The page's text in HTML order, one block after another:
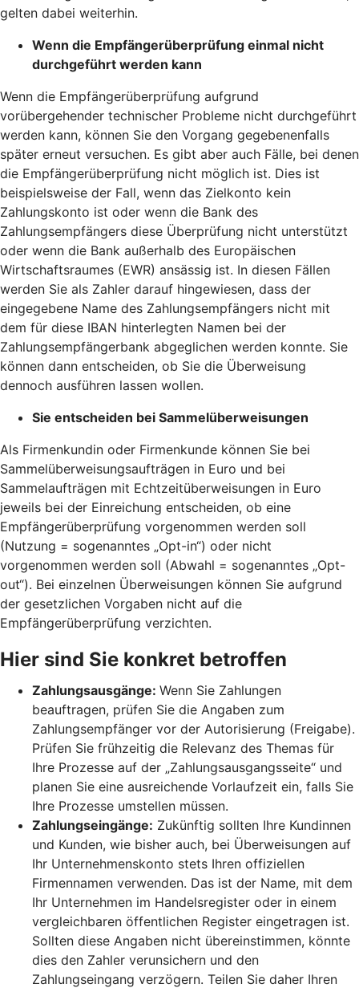
gelten dabei weiterhin.
Wenn die Empfängerüberprüfung einmal nicht
durchgeführt werden kann
Wenn die Empfängerüberprüfung aufgrund
vorübergehender technischer Probleme nicht durchgeführt
werden kann, können Sie den Vorgang gegebenenfalls
später erneut versuchen. Es gibt aber auch Fälle, bei denen
die Empfängerüberprüfung nicht möglich ist. Dies ist
beispielsweise der Fall, wenn das Zielkonto kein
Zahlungskonto ist oder wenn die Bank des
Zahlungsempfängers diese Überprüfung nicht unterstützt
oder wenn die Bank außerhalb des Europäischen
Wirtschaftsraumes (EWR) ansässig ist. In diesen Fällen
werden Sie als Zahler darauf hingewiesen, dass der
eingegebene Name des Zahlungsempfängers nicht mit
dem für diese IBAN hinterlegten Namen bei der
Zahlungsempfängerbank abgeglichen werden konnte. Sie
können dann entscheiden, ob Sie die Überweisung
dennoch ausführen lassen wollen.
Sie entscheiden bei Sammelüberweisungen
Als Firmenkundin oder Firmenkunde können Sie bei
Sammelüberweisungsaufträgen in Euro und bei
Sammelaufträgen mit Echtzeitüberweisungen in Euro
jeweils bei der Einreichung entscheiden, ob eine
Empfängerüberprüfung vorgenommen werden soll
(Nutzung = sogenanntes „Opt-in“) oder nicht
vorgenommen werden soll (Abwahl = sogenanntes „Opt-
out“). Bei einzelnen Überweisungen können Sie aufgrund
der gesetzlichen Vorgaben nicht auf die
Empfängerüberprüfung verzichten.
Hier sind Sie konkret betroffen
Zahlungsausgänge: Wenn Sie Zahlungen
beauftragen, prüfen Sie die Angaben zum
Zahlungsempfänger vor der Autorisierung (Freigabe).
Prüfen Sie frühzeitig die Relevanz des Themas für
Ihre Prozesse auf der „Zahlungsausgangsseite“ und
planen Sie eine ausreichende Vorlaufzeit ein, falls Sie
Ihre Prozesse umstellen müssen.
Zahlungseingänge: Zukünftig sollten Ihre Kundinnen
und Kunden, wie bisher auch, bei Überweisungen auf
Ihr Unternehmenskonto stets Ihren offiziellen
Firmennamen verwenden. Das ist der Name, mit dem
Ihr Unternehmen im Handelsregister oder in einem
vergleichbaren öffentlichen Register eingetragen ist.
Sollten diese Angaben nicht übereinstimmen, könnte
dies den Zahler verunsichern und den
Zahlungseingang verzögern. Teilen Sie daher Ihren